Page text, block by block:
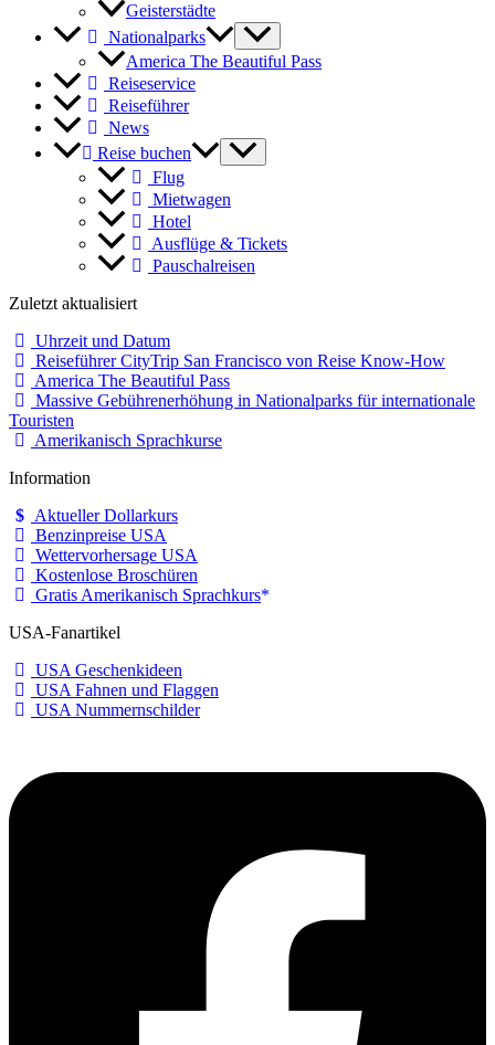
Geisterstädte
Nationalparks
America The Beautiful Pass
Reiseservice
Reiseführer
News
Reise buchen
Flug
Mietwagen
Hotel
Ausflüge & Tickets
Pauschalreisen
Zuletzt aktualisiert
Uhrzeit und Datum
Reiseführer CityTrip San Francisco von Reise Know-How
America The Beautiful Pass
Massive Gebührenerhöhung in Nationalparks für internationale
Touristen
Amerikanisch Sprachkurse
Information
Aktueller Dollarkurs
Benzinpreise USA
Wettervorhersage USA
Kostenlose Broschüren
Gratis Amerikanisch Sprachkurs
USA-Fanartikel
USA Geschenkideen
USA Fahnen und Flaggen
USA Nummernschilder